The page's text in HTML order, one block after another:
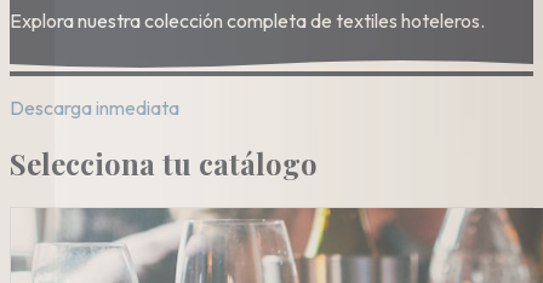
Explora nuestra colección completa de textiles hoteleros.
Descarga inmediata
Selecciona tu catálogo